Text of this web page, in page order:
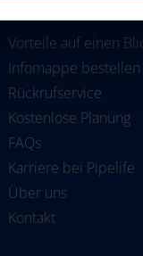
RUND UM DIE
Vorteile auf einen
Infomappe bestellen
Rückrufservice
Kostenlose Planung
FAQs
Karriere bei Pipelife
Über uns
Kontakt